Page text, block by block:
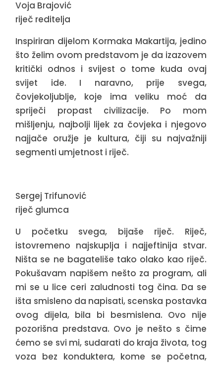
Voja Brajović
riječ reditelja
Inspiriran dijelom Kormaka Makartija, jedino
što želim ovom predstavom je da izazovem
kritički odnos i svijest o tome kuda ovaj
svijet ide. I naravno, prije svega,
čovjekoljublje, koje ima veliku moć da
spriječi propast civilizacije. Po mom
mišljenju, najbolji lijek za čovjeka i njegovo
najjače oružje je kultura, čiji su najvažniji
segmenti umjetnost i riječ.
Sergej Trifunović
riječ glumca
U početku svega, bijaše riječ. Riječ,
istovremeno najskuplja i najjeftinija stvar.
Ništa se ne bagateliše tako olako kao riječ.
Pokušavam napišem nešto za program, ali
mi se u lice ceri zaludnosti tog čina. Da se
išta smisleno da napisati, scenska postavka
ovog dijela, bila bi besmislena. Ovo nije
pozorišna predstava. Ovo je nešto s čime
ćemo se svi mi, sudarati do kraja života, tog
voza bez konduktera, kome se početna,